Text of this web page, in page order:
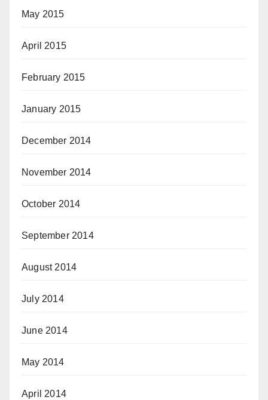
May 2015
April 2015
February 2015
January 2015
December 2014
November 2014
October 2014
September 2014
August 2014
July 2014
June 2014
May 2014
April 2014